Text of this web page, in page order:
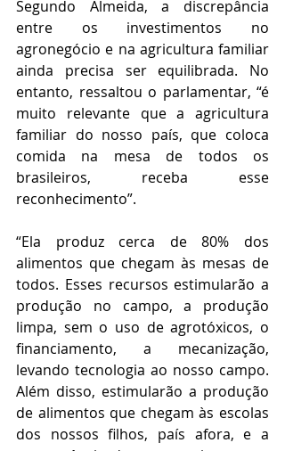
Segundo Almeida, a discrepância
entre os investimentos no
agronegócio e na agricultura familiar
ainda precisa ser equilibrada. No
entanto, ressaltou o parlamentar, “é
muito relevante que a agricultura
familiar do nosso país, que coloca
comida na mesa de todos os
brasileiros, receba esse
reconhecimento”.
“Ela produz cerca de 80% dos
alimentos que chegam às mesas de
todos. Esses recursos estimularão a
produção no campo, a produção
limpa, sem o uso de agrotóxicos, o
financiamento, a mecanização,
levando tecnologia ao nosso campo.
Além disso, estimularão a produção
de alimentos que chegam às escolas
dos nossos filhos, país afora, e a